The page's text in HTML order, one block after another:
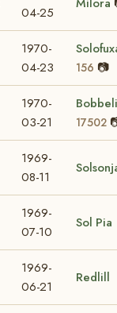
04-25
Milora
1970-
04-23
156 📷
1970-
03-21
17502
1969-
08-11
1969-
07-10
Sol Pia
1969-
06-21
Redlill